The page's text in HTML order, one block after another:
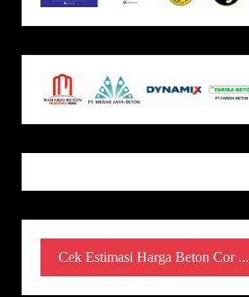
Cek Estimasi Harga Beton Cor ...